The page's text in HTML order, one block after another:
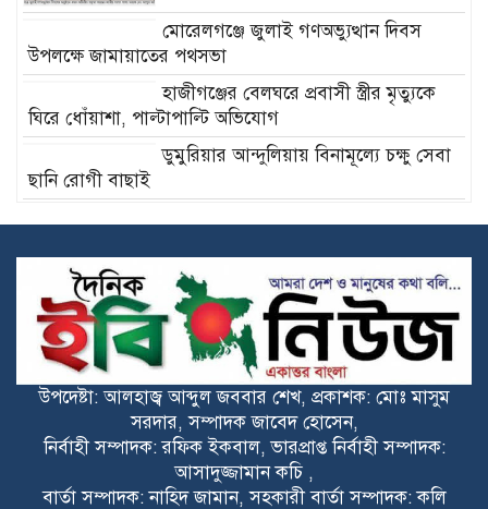
মোরেলগঞ্জে জুলাই গণঅভ্যুত্থান দিবস
উপলক্ষে জামায়াতের পথসভা
হাজীগঞ্জের বেলঘরে প্রবাসী স্ত্রীর মৃত্যুকে
ঘিরে ধোঁয়াশা, পাল্টাপাল্টি অভিযোগ
ডুমুরিয়ার আন্দুলিয়ায় বিনামূল্যে চক্ষু সেবা
ছানি রোগী বাছাই
ডুমুরিয়ার তালতলা নদী মাত্র এক বছরেই
পুনরায় ভরাট: পুনঃখননের স্থায়িত্ব ও
কার্যকারিতা নিয়ে প্রশ্ন
রাজনীতি হোক মানুষের কল্যাণে, বিভেদের
নয়— রায়হান কবির মিল্টন
রংপুরে আত্মহত্যায় প্ররোচনার মামলায় নারী
আসামি গ্রেপ্তার ‎
উপদেষ্টা: আলহাজ্ব আব্দুল জববার শেখ, প্রকাশক: মোঃ মাসুম
সরদার, সম্পাদক জাবেদ হোসেন,
নির্বাহী সম্পাদক: রফিক ইকবাল, ভারপ্রাপ্ত নির্বাহী সম্পাদক:
আসাদুজ্জামান কচি ,
বার্তা সম্পাদক: নাহিদ জামান, সহকারী বার্তা সম্পাদক: কলি